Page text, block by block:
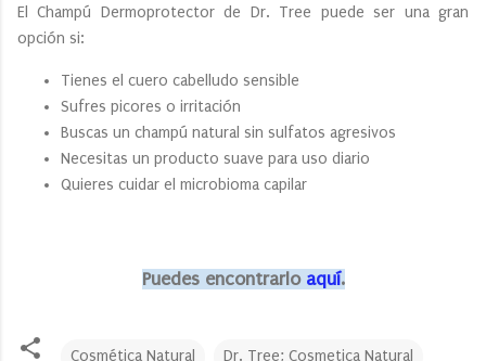
El Champú Dermoprotector de Dr. Tree puede ser una gran
opción si:
Tienes el cuero cabelludo sensible
Sufres picores o irritación
Buscas un champú natural sin sulfatos agresivos
Necesitas un producto suave para uso diario
Quieres cuidar el microbioma capilar
Puedes encontrarlo aquí.
Cosmética Natural Dr. Tree; Cosmetica Natural